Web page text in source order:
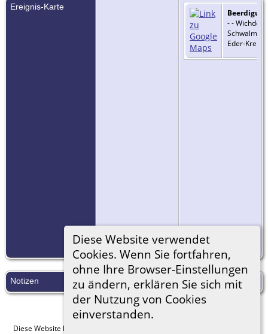
Diese Website verwendet
Cookies. Wenn Sie fortfahren,
ohne Ihre Browser-Einstellungen
zu ändern, erklären Sie sich mit
der Nutzung von Cookies
einverstanden.
Ereignis-Karte
Beerdigung
- - Wichdorf,
Schwalm-
Eder-Kreis
=Link zu Google
Earth
Notizen Grabstein mit 8 Ahnenwappen
Diese Website läuft mit